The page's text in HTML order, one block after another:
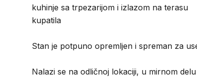
kuhinje sa trpezarijom i izlazom na terasu
kupatila
Stan je potpuno opremljen i spreman za
Nalazi se na odličnoj lokaciji, u mirnom